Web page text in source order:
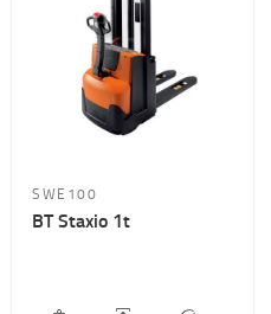
SWE100
BT Staxio 1t